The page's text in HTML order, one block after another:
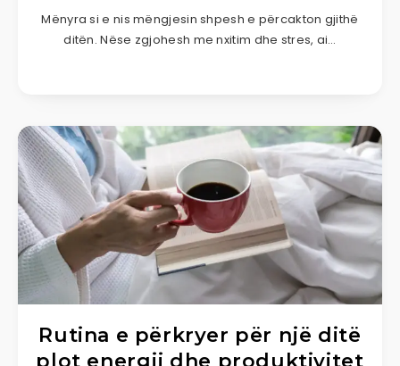
Mënyra si e nis mëngjesin shpesh e përcakton gjithë
ditën. Nëse zgjohesh me nxitim dhe stres, ai…
Rutina e përkryer për një ditë
plot energji dhe produktivitet